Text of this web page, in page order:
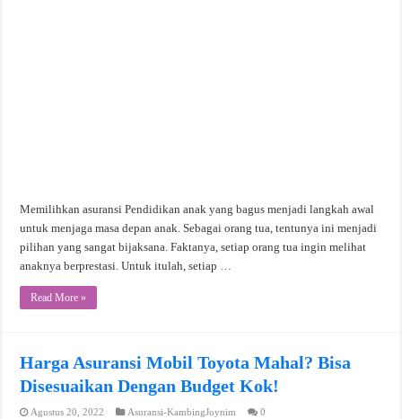
Memilihkan asuransi Pendidikan anak yang bagus menjadi langkah awal
untuk menjaga masa depan anak. Sebagai orang tua, tentunya ini menjadi
pilihan yang sangat bijaksana. Faktanya, setiap orang tua ingin melihat
anaknya berprestasi. Untuk itulah, setiap …
Read More »
Harga Asuransi Mobil Toyota Mahal? Bisa
Disesuaikan Dengan Budget Kok!
Agustus 20, 2022 Asuransi-KambingJoynim 0